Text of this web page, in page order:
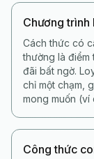
Chương trình
Cách thức có
thường là điểm
đãi bất ngờ.
chỉ một chạm,
mong muốn (ví
Công thức